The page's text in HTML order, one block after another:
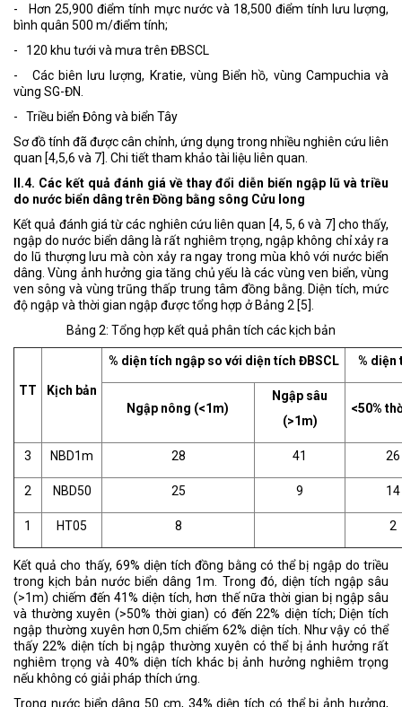
- Hơn 25,900 điểm tính mực nước và 18,500 điểm tính lưu lượng,
bình quân 500 m/điểm tính;
- 120 khu tưới và mưa trên ĐBSCL
- Các biên lưu lượng, Kratie, vùng Biển hồ, vùng Campuchia và
vùng SG-ĐN.
- Triều biển Đông và biển Tây
Sơ đồ tính đã được cân chỉnh, ứng dụng trong nhiều nghiên cứu liên
quan [4,5,6 và 7]. Chi tiết tham khảo tài liệu liên quan.
II.4. Các kết quả đánh giá về thay đổi diễn biến ngập lũ và triều
do nước biển dâng trên Đồng bằng sông Cửu long
Kết quả đánh giá từ các nghiên cứu liên quan [4, 5, 6 và 7] cho thấy,
ngập do nước biển dâng là rất nghiêm trọng, ngập không chỉ xảy ra
do lũ thượng lưu mà còn xảy ra ngay trong mùa khô với nước biển
dâng. Vùng ảnh hưởng gia tăng chủ yếu là các vùng ven biển, vùng
ven sông và vùng trũng thấp trung tâm đồng bằng. Diện tích, mức
độ ngập và thời gian ngập được tổng hợp ở Bảng 2 [5].
Bảng 2: Tổng hợp kết quả phân tích các kịch bản
TT Kịch bản
% diện tích ngập so với diện tích ĐBSCL % diện
Ngập nông (<1m)
Ngập sâu
(>1m)
<50%
3 NBD1m 28 41 26
2 NBD50 25 9 14
1 HT05 8 2
Kết quả cho thấy, 69% diện tích đồng bằng có thể bị ngập do triều
trong kịch bản nước biển dâng 1m. Trong đó, diện tích ngập sâu
(>1m) chiếm đến 41% diện tích, hơn thế nữa thời gian bị ngập sâu
và thường xuyên (>50% thời gian) có đến 22% diện tích; Diện tích
ngập thường xuyên hơn 0,5m chiếm 62% diện tích. Như vậy có thể
thấy 22% diện tích bị ngập thường xuyên có thể bị ảnh hưởng rất
nghiêm trọng và 40% diện tích khác bị ảnh hưởng nghiêm trọng
nếu không có giải pháp thích ứng.
Trong nước biển dâng 50 cm, 34% diện tích có thể bị ảnh hưởng,